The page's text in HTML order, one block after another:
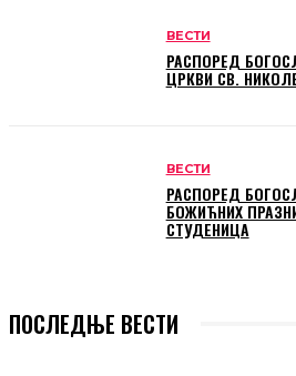
ВЕСТИ
РАСПОРЕД
ЦРКВИ СВ.
ВЕСТИ
РАСПОРЕД
БОЖИЋНИХ
СТУДЕНИЦА
ПОСЛЕДЊЕ ВЕСТИ